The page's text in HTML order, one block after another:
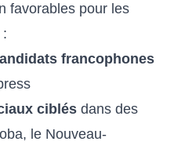
favorables pour les
francophones
ciblés dans des
le Nouveau-